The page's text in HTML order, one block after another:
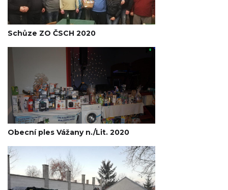
Schůze ZO ČSCH 2020
Obecní ples Vážany n./Lit. 2020